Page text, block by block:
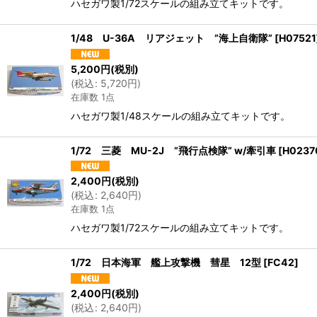
ハセガワ製1/72スケールの組み立てキットです。
1/48 U-36A リアジェット ”海上自衛隊” [H07521
5,200円(税別)
(税込: 5,720円)
在庫数 1点
ハセガワ製1/48スケールの組み立てキットです。
1/72 三菱 MU-2J ”飛行点検隊” w/牽引車 [
2,400円(税別)
(税込: 2,640円)
在庫数 1点
ハセガワ製1/72スケールの組み立てキットです。
1/72 日本海軍 艦上攻撃機 彗星 12型 [FC42]
2,400円(税別)
(税込: 2,640円)